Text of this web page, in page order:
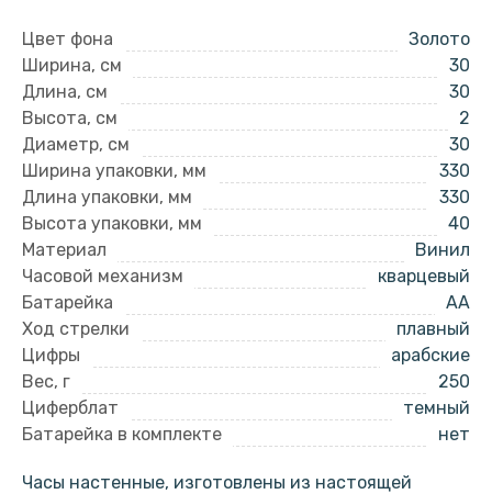
Цвет фона
Золото
Ширина, см
30
Длина, см
30
Высота, см
2
Диаметр, см
30
Ширина упаковки, мм
330
Длина упаковки, мм
330
Высота упаковки, мм
40
Материал
Винил
Часовой механизм
кварцевый
Батарейка
AA
Ход стрелки
плавный
Цифры
арабские
Вес, г
250
Циферблат
темный
Батарейка в комплекте
нет
Часы настенные, изготовлены из настоящей